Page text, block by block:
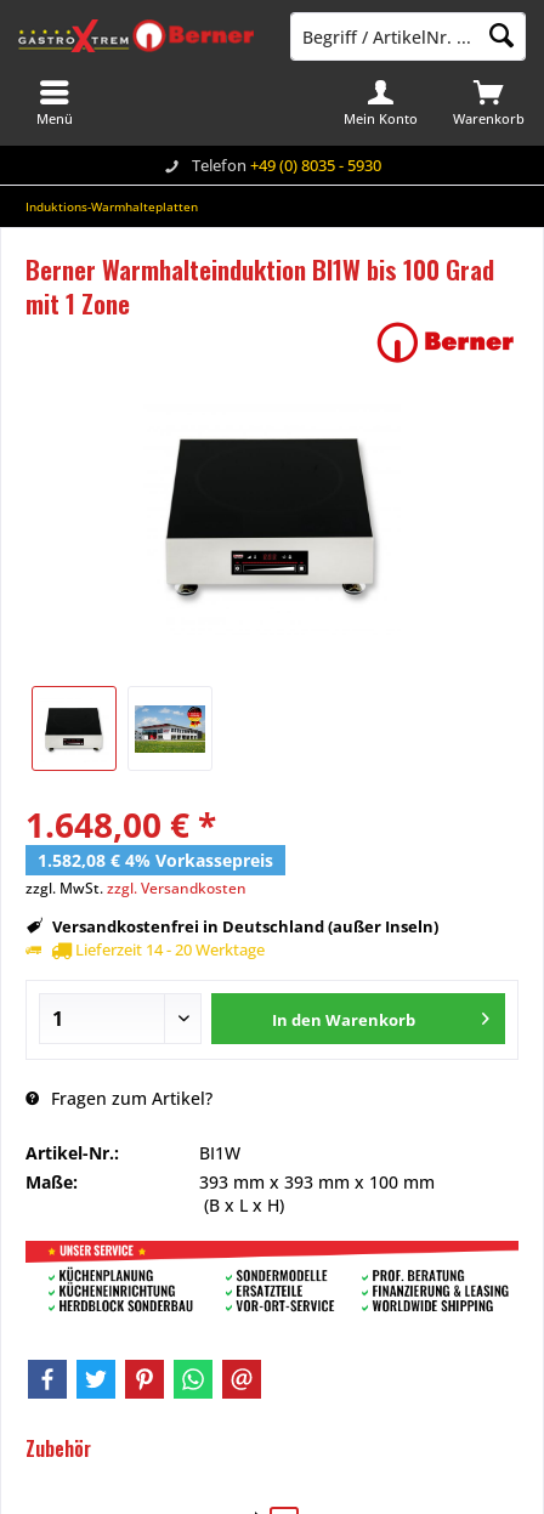
Telefon +49 (0) 8035 - 5930
Warenkorb
Mein Konto
Menü
Induktions-Warmhalteplatten
Berner Warmhalteinduktion BI1W bis 100 Grad
mit 1 Zone
1.648,00 € *
1.582,08 € 4% Vorkassepreis
zzgl. MwSt.zzgl. Versandkosten
Versandkostenfrei in Deutschland (außer Inseln)
Lieferzeit 14 - 20 Werktage
In den Warenkorb
Fragen zum Artikel?
Artikel-Nr.:
BI1W
Maße:
393 mm x 393 mm x 100 mm
(B x L x H)
Zubehör